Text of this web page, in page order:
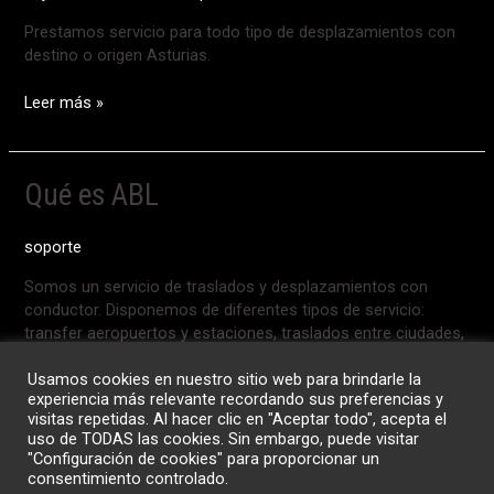
Prestamos servicio para todo tipo de desplazamientos con
destino o origen Asturias.
Leer más »
Qué es ABL
soporte
Somos un servicio de traslados y desplazamientos con
conductor. Disponemos de diferentes tipos de servicio:
transfer aeropuertos y estaciones, traslados entre ciudades,
servicios business y vip.
Qué
es
Leer más »
Usamos cookies en nuestro sitio web para brindarle la
experiencia más relevante recordando sus preferencias y
visitas repetidas. Al hacer clic en "Aceptar todo", acepta el
uso de TODAS las cookies. Sin embargo, puede visitar
"Configuración de cookies" para proporcionar un
consentimiento controlado.